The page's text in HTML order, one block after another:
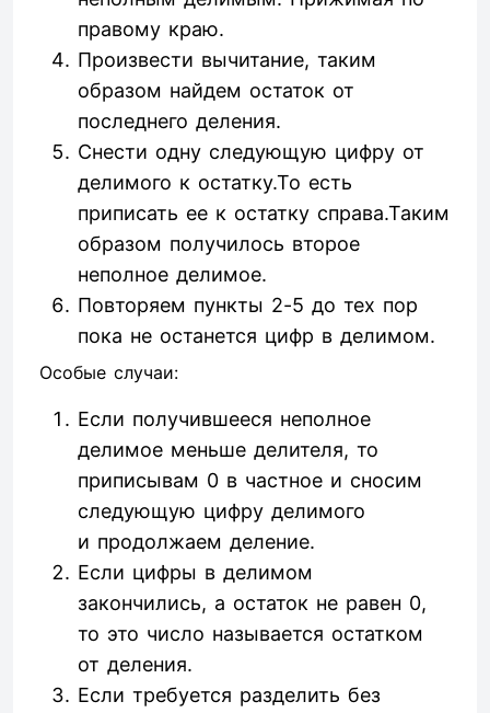
правому краю.
Произвести вычитание, таким
образом найдем остаток от
последнего деления.
Снести одну следующую цифру от
делимого к остатку.То есть
приписать ее к остатку справа.Таким
образом получилось второе
неполное делимое.
Повторяем пункты 2-5 до тех пор
пока не останется цифр в делимом.
Особые случаи:
Если получившееся неполное
делимое меньше делителя, то
приписывам 0 в частное и сносим
следующую цифру делимого
и продолжаем деление.
Если цифры в делимом
закончились, а остаток не равен 0,
то это число называется остатком
от деления.
Если требуется разделить без